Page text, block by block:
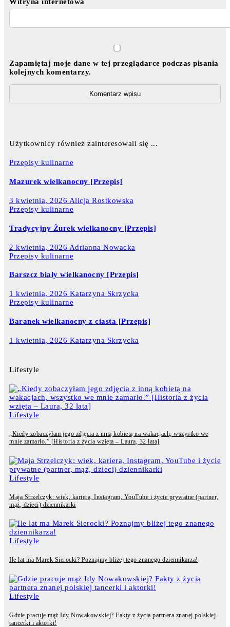
Zapamiętaj moje dane w tej przeglądarce podczas pisania
kolejnych komentarzy.
Użytkownicy również zainteresowali się ...
Przepisy kulinarne
Mazurek wielkanocny [Przepis]
3 kwietnia, 2026 Alicja Rostkowska
Przepisy kulinarne
Tradycyjny Żurek wielkanocny [Przepis]
2 kwietnia, 2026 Adrianna Nowacka
Przepisy kulinarne
Barszcz biały wielkanocny [Przepis]
1 kwietnia, 2026 Katarzyna Skrzycka
Przepisy kulinarne
Baranek wielkanocny z ciasta [Przepis]
1 kwietnia, 2026 Katarzyna Skrzycka
Lifestyle
Lifestyle
„Kiedy zobaczyłam jego zdjęcia z inną kobietą na wakacjach, wszystko we
mnie zamarło.” [Historia z życia wzięta – Laura, 32 lata]
Lifestyle
Maja Strzelczyk: wiek, kariera, Instagram, YouTube i życie prywatne (partner,
mąż, dzieci) dziennikarki
Lifestyle
Ile lat ma Marek Sierocki? Poznajmy bliżej tego znanego dziennikarza!
Lifestyle
Gdzie pracuje mąż Idy Nowakowskiej? Fakty z życia partnera znanej polskiej
tancerki i aktorki!